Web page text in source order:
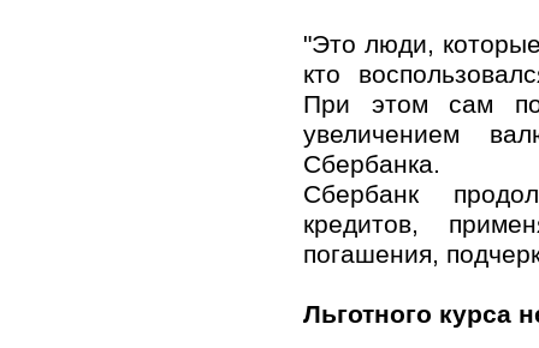
"Это люди,
кто
При этом сам
увеличением
Сбербанка.
Сбербанк
кредитов,
погашения,
Льготного курса